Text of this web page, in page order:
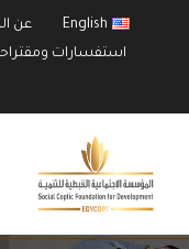
English عن
استفسارات